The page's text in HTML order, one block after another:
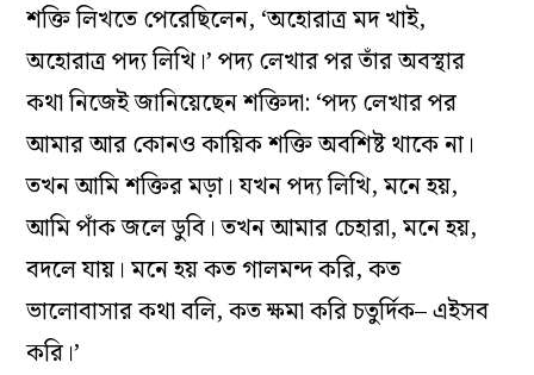
শক্তি লিখতে পেরেছিলেন, ‘অহোরাত্র মদ খাই,
অহোরাত্র পদ্য লিখি।’ পদ্য লেখার পর তাঁর অবস্থার
কথা নিজেই জানিয়েছেন শক্তিদা: ‘পদ্য লেখার পর
আমার আর কোনও কায়িক শক্তি অবশিষ্ট থাকে না।
তখন আমি শক্তির মড়া। যখন পদ্য লিখি, মনে হয়,
আমি পাঁক জলে ডুবি। তখন আমার চেহারা, মনে হয়,
বদলে যায়। মনে হয় কত গালমন্দ করি, কত
ভালোবাসার কথা বলি, কত ক্ষমা করি চতুর্দিক– এইসব
করি।’